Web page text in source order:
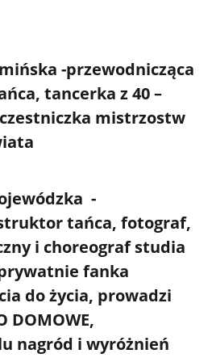
-przewodnicząca
tancerka z 40 –
mistrzostw
-
tańca, fotograf,
i choreograf studia
fanka
do życia, prowadzi
DOMOWE,
nagród i wyróżnień